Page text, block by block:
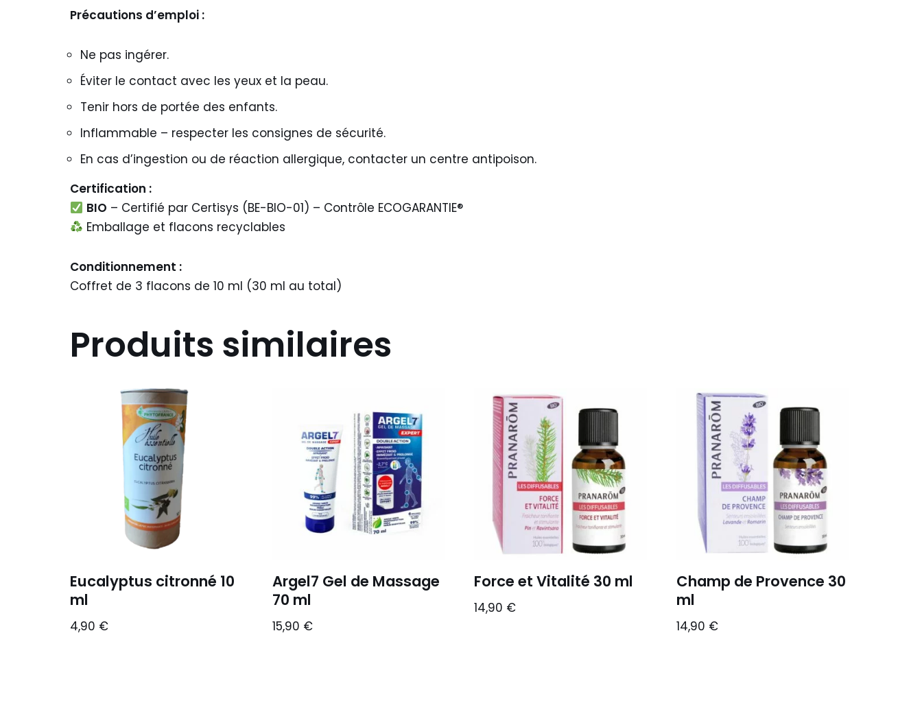
Précautions d’emploi :
Ne pas ingérer.
Éviter le contact avec les yeux et la peau.
Tenir hors de portée des enfants.
Inflammable – respecter les consignes de sécurité.
En cas d’ingestion ou de réaction allergique, contacter un centre antipoison.
Certification :
BIO – Certifié par Certisys (BE-BIO-01) – Contrôle ECOGARANTIE®
Emballage et flacons recyclables
Conditionnement :
Coffret de 3 flacons de 10 ml (30 ml au total)
Produits similaires
Eucalyptus citronné 10
ml
4,90 €
Argel7 Gel de Massage
70 ml
15,90 €
Force et Vitalité 30 ml
14,90 €
Champ de Provence 30
ml
14,90 €